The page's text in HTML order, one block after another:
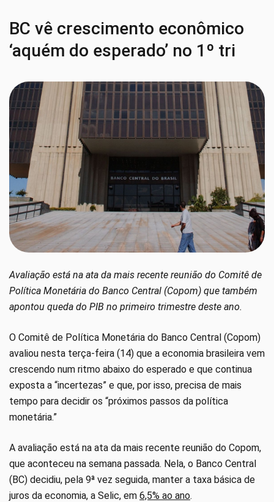
BC vê crescimento econômico
‘aquém do esperado’ no 1º tri
Avaliação está na ata da mais recente reunião do Comitê de
Política Monetária do Banco Central (Copom) que também
apontou queda do PIB no primeiro trimestre deste ano.
O Comitê de Política Monetária do Banco Central (Copom)
avaliou nesta terça-feira (14) que a economia brasileira vem
crescendo num ritmo abaixo do esperado e que continua
exposta a “incertezas” e que, por isso, precisa de mais
tempo para decidir os “próximos passos da política
monetária.”
A avaliação está na ata da mais recente reunião do Copom,
que aconteceu na semana passada. Nela, o Banco Central
(BC) decidiu, pela 9ª vez seguida, manter a taxa básica de
juros da economia, a Selic, em 6,5% ao ano.